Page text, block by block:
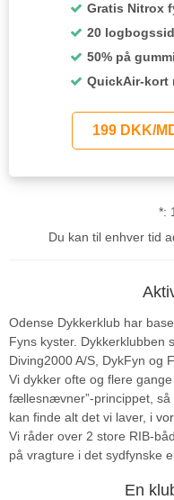
Gratis Nitrox
20
50% på
QuickAir-kort
199 DKK/
*:
Du kan til enhver tid
Odense Dykkerklub har
Fyns kyster. Dykkerklubben
Diving2000 A/S, DykFyn og
Vi dykker ofte og flere
fællesnævner”-princippet, så
kan finde alt det vi laver, i
Vi råder over 2 store RIB-
på vragture i det sydfynske
En